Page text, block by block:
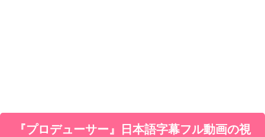
『プロデューサー』日本語字幕フル動画の視